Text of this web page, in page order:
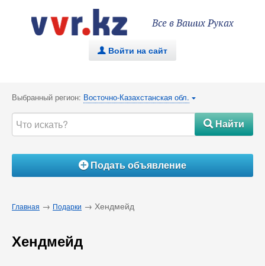
Все в Ваших Руках
. Войти на сайт
Выбранный регион: Восточно-Казахстанская обл. {
#Найти
ÁПодать объявление
Главная → Подарки → Хендмейд
Хендмейд